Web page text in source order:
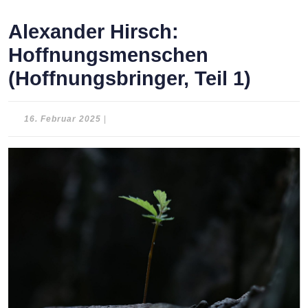
Alexander Hirsch:
Hoffnungsmenschen
(Hoffnungsbringer, Teil 1)
16. Februar 2025 16.